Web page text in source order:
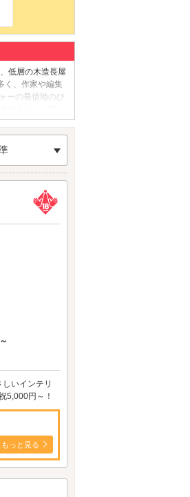
低層の木造長屋
く、作家や編集
ーの発信地のひ
なスポットで、
いインテリ
5,000円～！
もっと見る